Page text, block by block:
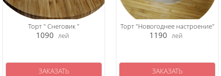
Торт " Снеговик "
1090 лей
ЗАКАЗАТЬ
Торт "Новогоднее настроение"
1190 лей
ЗАКАЗАТЬ